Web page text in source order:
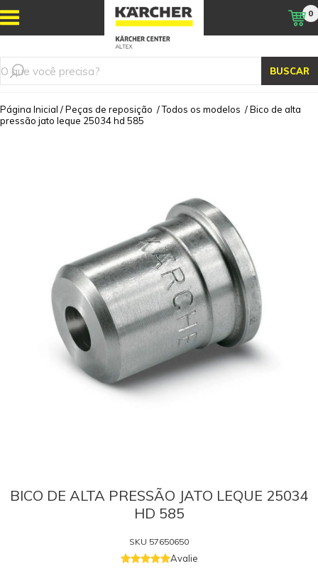
BUSCAR
0
Página Inicial /Peças de reposição /Todos os modelos /Bico de alta
pressão jato leque 25034 hd 585
BICO DE ALTA PRESSÃO JATO LEQUE 25034
HD 585
SKU 57650650
Avalie